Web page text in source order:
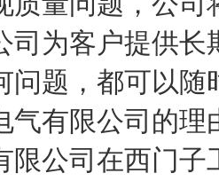
司为客户提供长
问题，都可以
气有限公司的理
限公司在西门